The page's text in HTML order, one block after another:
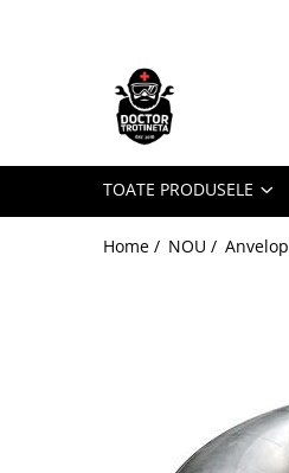
Toate Produsele
Piese de schimb
https://www.doctortrotineta.ro/
Acceleratie
TOATE PRODUSELE
Home / NOU /